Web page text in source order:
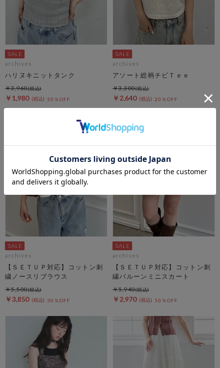
archives
ハリヌキニットタンク
￥1,980 50％OFF
￥3,960
archives
アソート総柄チビＴｅｅ
￥2,640 20％OFF
￥3,300
archives
【ＳＥＴＵＰ対応】コットン刺
繍ノースリブラウス
￥3,850 30％OFF
￥5,500
archives
【ＳＥＴＵＰ対応】コットン刺
繍バルーンミニスカート
￥2,970 50％OFF
￥5,940